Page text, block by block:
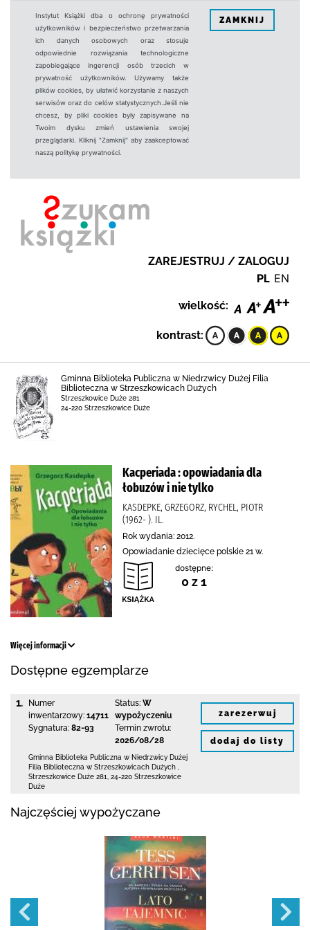
Instytut Książki dba o ochronę prywatności
użytkowników i bezpieczeństwo przetwarzania
ich danych osobowych oraz stosuje
odpowiednie rozwiązania technologiczne
zapobiegające ingerencji osób trzecich w
prywatność użytkowników. Używamy także
plików cookies, by ułatwić korzystanie z naszych
serwisów oraz do celów statystycznych.Jeśli nie
chcesz, by pliki cookies były zapisywane na
Twoim dysku zmień ustawienia swojej
przeglądarki. Kliknij "Zamknij" aby zaakceptować
naszą politykę prywatności.
ZAMKNIJ
ZAREJESTRUJ / ZALOGUJ
PL EN
wielkość:
kontrast:
Gminna Biblioteka Publiczna w Niedrzwicy Dużej Filia
Biblioteczna w Strzeszkowicach Dużych
Strzeszkowice Duże 281
24-220 Strzeszkowice Duże
Kacperiada : opowiadania dla
łobuzów i nie tylko
KASDEPKE, GRZEGORZ, RYCHEL, PIOTR
(1962- ). IL.
Rok wydania: 2012.
Opowiadanie dziecięce polskie 21 w.
dostępne:
0 z 1
Więcej informacji
Dostępne egzemplarze
1.
Numer
inwentarzowy: 14711
Sygnatura: 82-93
Status: W
wypożyczeniu
Termin zwrotu:
2026/08/28
Gminna Biblioteka Publiczna w Niedrzwicy Dużej
Filia Biblioteczna w Strzeszkowicach Dużych
Strzeszkowice Duże 281
24-220 Strzeszkowice
Duże
zarezerwuj
dodaj do listy
Najczęściej wypożyczane